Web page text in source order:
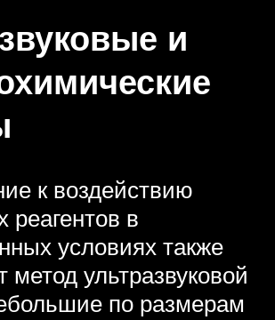
и
к воздействию
реагентов в
условиях также
метод ультразвуковой
по размерам